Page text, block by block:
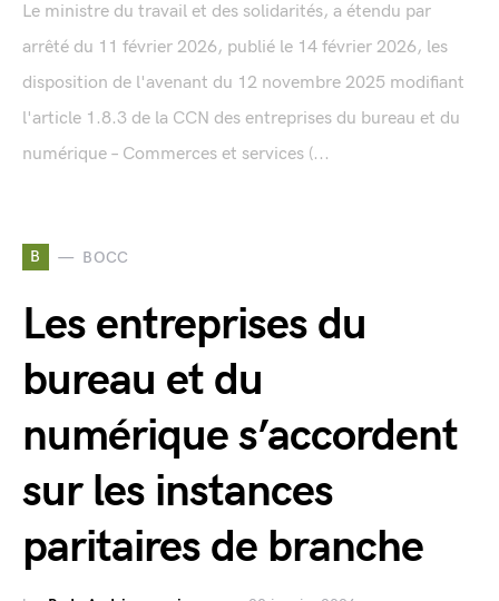
Le ministre du travail et des solidarités, a étendu par
arrêté du 11 février 2026, publié le 14 février 2026, les
disposition de l'avenant du 12 novembre 2025 modifiant
l'article 1.8.3 de la CCN des entreprises du bureau et du
numérique – Commerces et services (...
B BOCC
Les entreprises du
bureau et du
numérique s’accordent
sur les instances
paritaires de branche